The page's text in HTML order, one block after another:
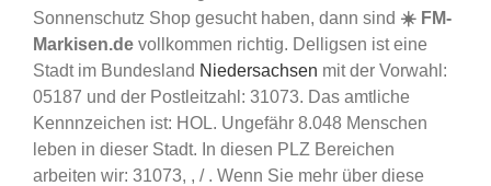
Sonnenschutz Shop gesucht haben, dann sind ☀️ FM-
Markisen.de vollkommen richtig. Delligsen ist eine
Stadt im Bundesland Niedersachsen mit der Vorwahl:
05187 und der Postleitzahl: 31073. Das amtliche
Kennnzeichen ist: HOL. Ungefähr 8.048 Menschen
leben in dieser Stadt. In diesen PLZ Bereichen
arbeiten wir: 31073, , / . Wenn Sie mehr über diese